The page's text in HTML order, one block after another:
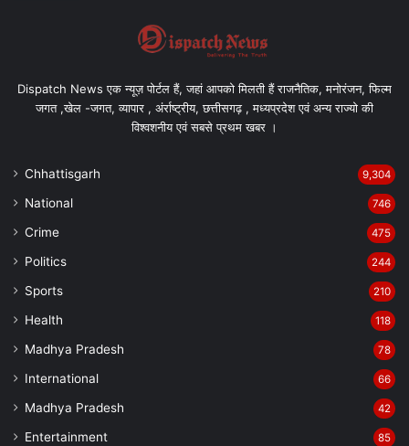
Dispatch News एक न्यूज़ पोर्टल हैं, जहां आपको मिलती हैं राजनैतिक, मनोरंजन, फिल्म
जगत ,खेल -जगत, व्यापार , अंर्राष्ट्रीय, छत्तीसगढ़ , मध्यप्रदेश एवं अन्य राज्यो की
विश्वशनीय एवं सबसे प्रथम खबर ।
Chhattisgarh 9,304
National 746
Crime 475
Politics 244
Sports 210
Health 118
Madhya Pradesh 78
International 66
Madhya Pradesh 42
Entertainment 85